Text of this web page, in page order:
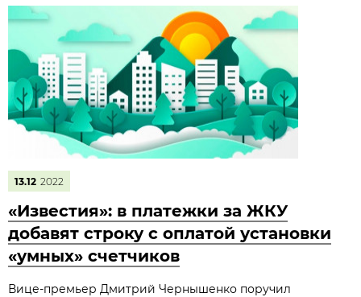
13.12 2022
«Известия»: в платежки за ЖКУ
добавят строку с оплатой установки
«умных» счетчиков
Вице-премьер Дмитрий Чернышенко поручил